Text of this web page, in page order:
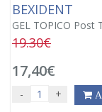
BEXIDENT
GEL TOPICO Post
19.30€
17,40€
- +